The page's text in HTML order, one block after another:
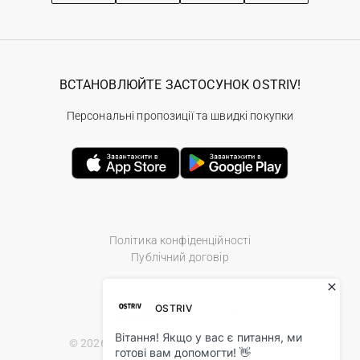
Політика конфіденційності
Публічний договір
© 2026 Ostriv.ua Store. All Rights Reserved.
ВСТАНОВЛЮЙТЕ ЗАСТОСУНОК OSTRIV!
Персональні пропозиції та швидкі покупки